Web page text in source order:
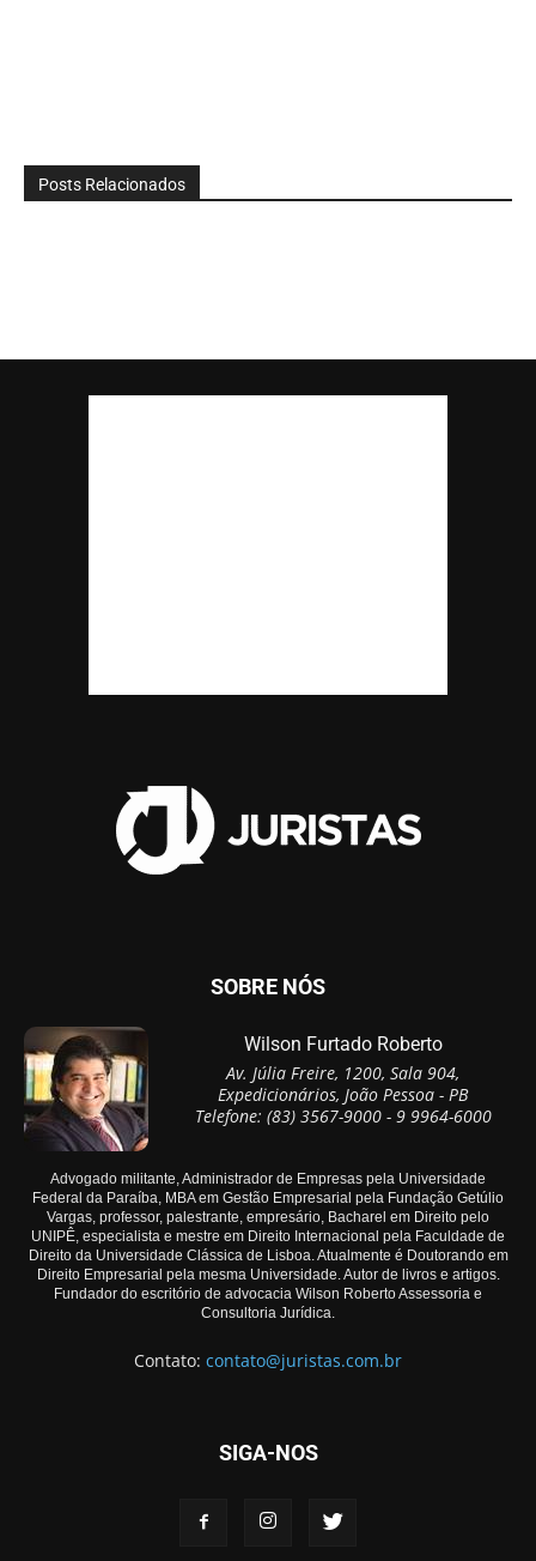
Posts Relacionados
SOBRE NÓS
Wilson Furtado Roberto
Av. Júlia Freire, 1200, Sala 904,
Expedicionários, João Pessoa - PB
Telefone: (83) 3567-9000 - 9 9964-6000
Advogado militante, Administrador de Empresas pela Universidade
Federal da Paraíba, MBA em Gestão Empresarial pela Fundação Getúlio
Vargas, professor, palestrante, empresário, Bacharel em Direito pelo
UNIPÊ, especialista e mestre em Direito Internacional pela Faculdade de
Direito da Universidade Clássica de Lisboa. Atualmente é Doutorando em
Direito Empresarial pela mesma Universidade. Autor de livros e artigos.
Fundador do escritório de advocacia Wilson Roberto Assessoria e
Consultoria Jurídica.
Contato: contato@juristas.com.br
SIGA-NOS